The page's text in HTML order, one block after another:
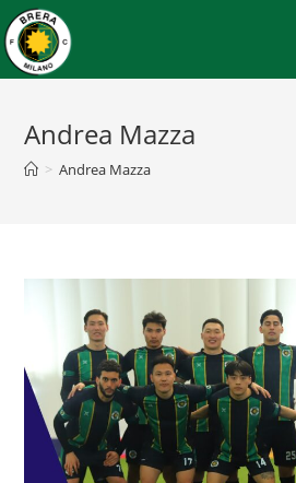
Andrea Mazza
> Andrea Mazza